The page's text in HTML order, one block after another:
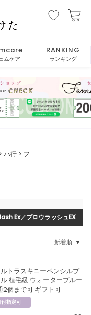
ムケア
RANKING
ランキング
ハ行
フ
Ex／ブロウラッシュEX
新着順
トラスキニーペンシルブ
植毛級 ウォータープルー
2個まで可 ギフト可
付指定可